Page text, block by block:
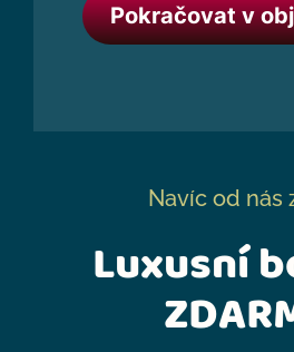
Pokračovat v
Navíc od nás
Luxusní